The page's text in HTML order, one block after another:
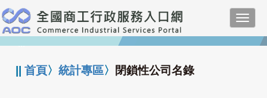
跳
到
主
要
:::
||首頁〉統計專區〉 閉鎖性公司名錄